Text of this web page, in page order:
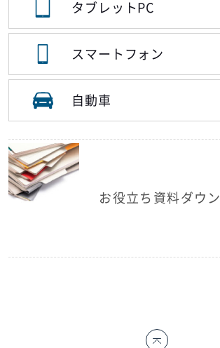
タブレットPC
スマートフォン
自動車
お役立ち資料ダウ